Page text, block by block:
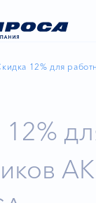
12% для
АК